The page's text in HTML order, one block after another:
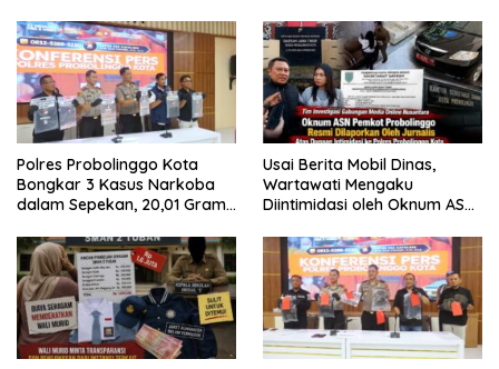
Polres Probolinggo Kota
Bongkar 3 Kasus Narkoba
dalam Sepekan, 20,01 Gram
Usai Berita Mobil Dinas,
Wartawati Mengaku
Diintimidasi oleh Oknum ASN
Tempuh Jalur Hukum